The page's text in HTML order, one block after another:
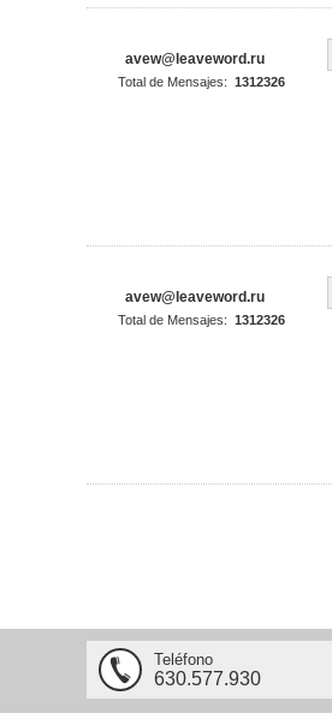
avew@leaveword.ru
Total de Mensajes: 1312326
avew@leaveword.ru
Total de Mensajes: 1312326
Teléfono
630.577.930